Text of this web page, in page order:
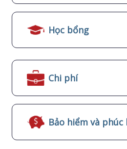
Học bổng
Chi phí
Bảo hiểm và phúc